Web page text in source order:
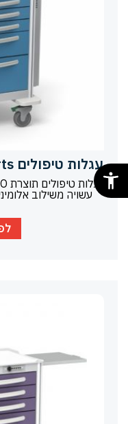
עגלות טיפולים Waterloo Treatment Carts
עשויה משילוב